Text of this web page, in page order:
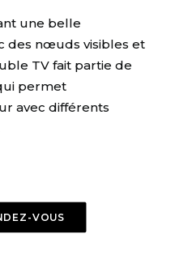
une belle
des nœuds visibles et
TV fait partie de
permet
avec différents
VOUS